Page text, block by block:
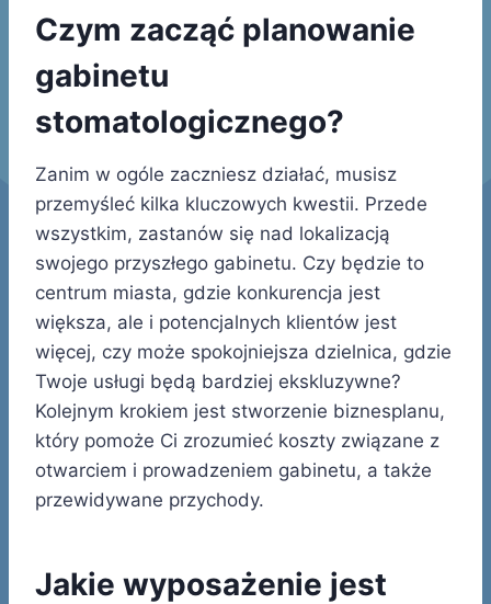
Czym zacząć planowanie
gabinetu
stomatologicznego?
Zanim w ogóle zaczniesz działać, musisz
przemyśleć kilka kluczowych kwestii. Przede
wszystkim, zastanów się nad lokalizacją
swojego przyszłego gabinetu. Czy będzie to
centrum miasta, gdzie konkurencja jest
większa, ale i potencjalnych klientów jest
więcej, czy może spokojniejsza dzielnica, gdzie
Twoje usługi będą bardziej ekskluzywne?
Kolejnym krokiem jest stworzenie biznesplanu,
który pomoże Ci zrozumieć koszty związane z
otwarciem i prowadzeniem gabinetu, a także
przewidywane przychody.
Jakie wyposażenie jest